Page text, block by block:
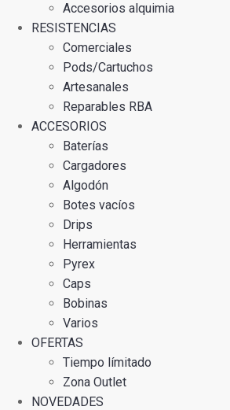
Accesorios alquimia
RESISTENCIAS
Comerciales
Pods/Cartuchos
Artesanales
Reparables RBA
ACCESORIOS
Baterías
Cargadores
Algodón
Botes vacíos
Drips
Herramientas
Pyrex
Caps
Bobinas
Varios
OFERTAS
Tiempo límitado
Zona Outlet
NOVEDADES